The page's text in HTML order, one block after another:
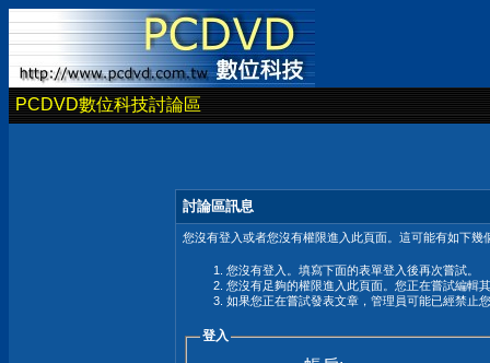
PCDVD數位科技討論區
討論區訊息
您沒有登入或者您沒有權限進入此頁面。這可能有如下幾
您沒有登入。填寫下面的表單登入後再次嘗試。
您沒有足夠的權限進入此頁面。您正在嘗試編輯
如果您正在嘗試發表文章，管理員可能已經禁止
登入